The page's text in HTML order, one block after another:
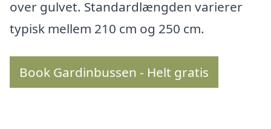
over gulvet. Standardlængden varierer
typisk mellem 210 cm og 250 cm.
Book Gardinbussen - Helt gratis